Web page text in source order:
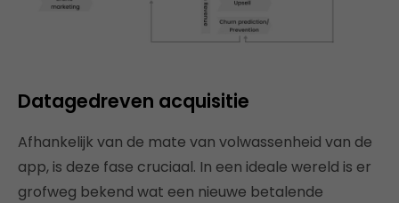
Datagedreven acquisitie
Afhankelijk van de mate van volwassenheid van de
app, is deze fase cruciaal. In een ideale wereld is er
grofweg bekend wat een nieuwe betalende